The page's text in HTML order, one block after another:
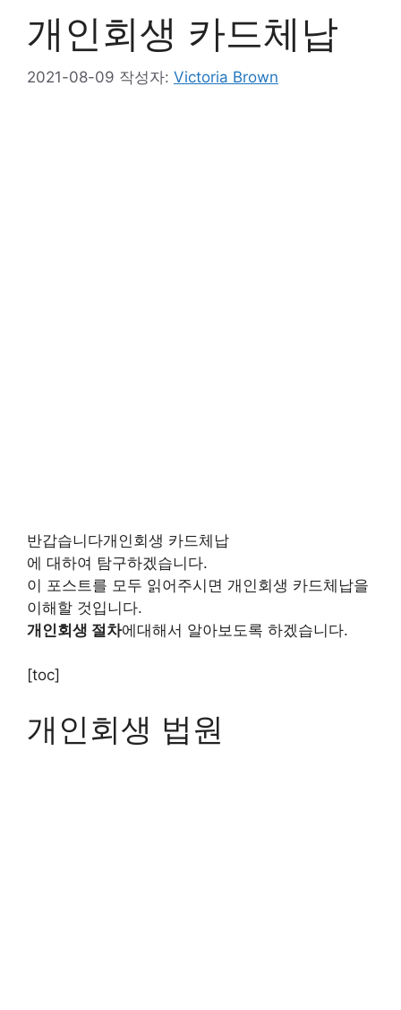
개인회생 카드체납
2021-08-09 작성자: Victoria Brown
반갑습니다개인회생 카드체납
에 대하여 탐구하겠습니다.
이 포스트를 모두 읽어주시면 개인회생 카드체납을
이해할 것입니다.
개인회생 절차에대해서 알아보도록 하겠습니다.
[toc]
개인회생 법원